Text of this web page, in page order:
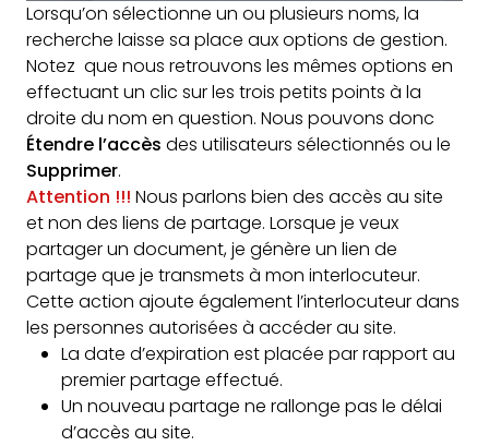
Lorsqu’on sélectionne un ou plusieurs noms, la
recherche laisse sa place aux options de gestion.
Notez que nous retrouvons les mêmes options en
effectuant un clic sur les trois petits points à la
droite du nom en question. Nous pouvons donc
Étendre l’accès des utilisateurs sélectionnés ou le
Supprimer.
Attention !!! Nous parlons bien des accès au site
et non des liens de partage. Lorsque je veux
partager un document, je génère un lien de
partage que je transmets à mon interlocuteur.
Cette action ajoute également l’interlocuteur dans
les personnes autorisées à accéder au site.
La date d’expiration est placée par rapport au
premier partage effectué.
Un nouveau partage ne rallonge pas le délai
d’accès au site.